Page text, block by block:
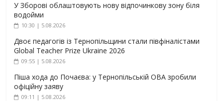
У Зборові облаштовують нову відпочинкову зону біля
водойми
10:30 | 5.08.2026
Двоє педагогів із Тернопільщини стали півфіналістами
Global Teacher Prize Ukraine 2026
09:55 | 5.08.2026
Піша хода до Почаєва: у Тернопільській ОВА зробили
офіційну заяву
09:11 | 5.08.2026